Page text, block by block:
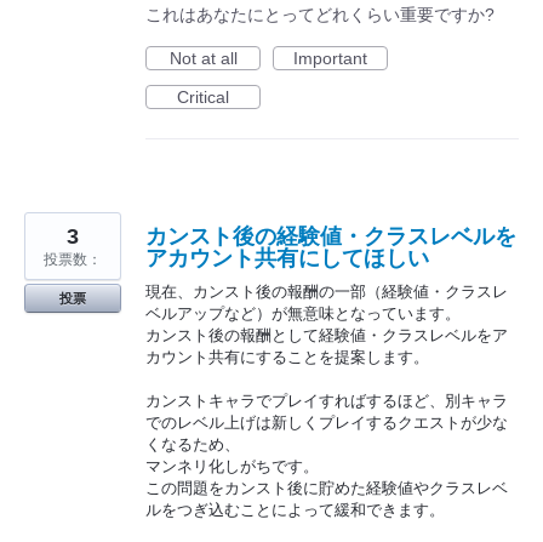
これはあなたにとってどれくらい重要ですか?
Not at all
Important
Critical
カンスト後の経験値・クラスレベルを
アカウント共有にしてほしい
現在、カンスト後の報酬の一部（経験値・クラスレ
ベルアップなど）が無意味となっています。
カンスト後の報酬として経験値・クラスレベルをア
カウント共有にすることを提案します。
カンストキャラでプレイすればするほど、別キャラ
でのレベル上げは新しくプレイするクエストが少な
くなるため、
マンネリ化しがちです。
この問題をカンスト後に貯めた経験値やクラスレベ
ルをつぎ込むことによって緩和できます。
3
投票数：
投票